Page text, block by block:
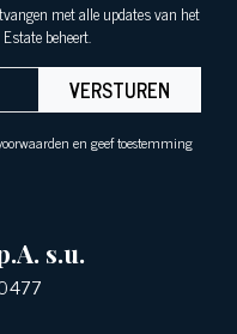
met alle updates van het
beheert.
VERSTUREN
en geef toestemming
s.u.